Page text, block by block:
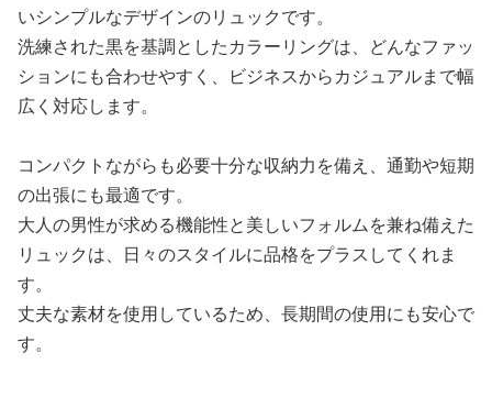
いシンプルなデザインのリュックです。
洗練された黒を基調としたカラーリングは、どんなファッ
ションにも合わせやすく、ビジネスからカジュアルまで幅
広く対応します。
コンパクトながらも必要十分な収納力を備え、通勤や短期
の出張にも最適です。
大人の男性が求める機能性と美しいフォルムを兼ね備えた
リュックは、日々のスタイルに品格をプラスしてくれま
す。
丈夫な素材を使用しているため、長期間の使用にも安心で
す。